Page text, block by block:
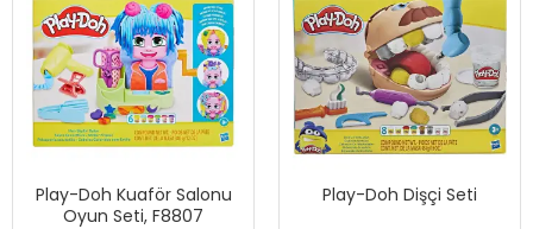
Play-Doh Kuaför Salonu
Oyun Seti, F8807
Play-Doh Dişçi Seti